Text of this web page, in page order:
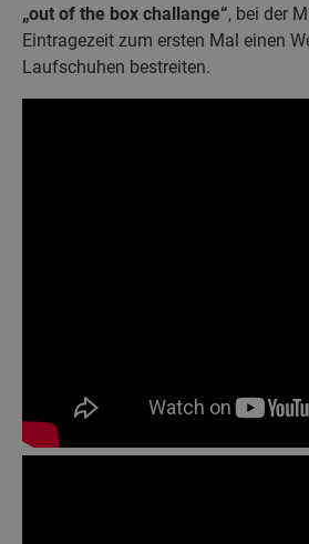
„out of the box challange“, bei der
Eintragezeit zum ersten Mal einen
Laufschuhen bestreiten.